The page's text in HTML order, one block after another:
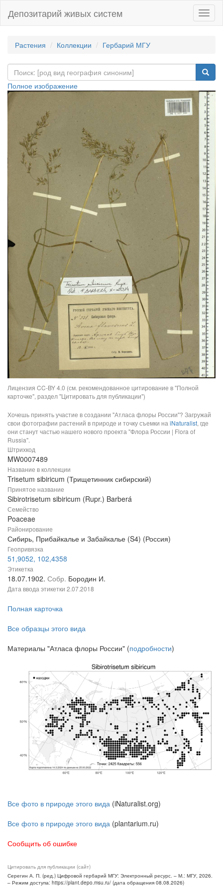
Депозитарий живых систем
Растения Коллекции Гербарий МГУ
Полное изображение
Лицензия CC-BY 4.0 (см. рекомендованное цитирование в "Полной
карточке", раздел "Цитировать для публикации")
Хочешь принять участие в создании "Атласа флоры России"? Загружай
свои фотографии растений в природе и точку съемки на iNaturalist, где
они станут частью нашего нового проекта "Флора России | Flora of
Russia".
Штрихкод
MW0007489
Название в коллекции
Trisetum sibiricum (Трищетинник сибирский)
Принятое название
Sibirotrisetum sibiricum (Rupr.) Barberá
Семейство
Poaceae
Районирование
Сибирь, Прибайкалье и Забайкалье (S4) (Россия)
Геопривязка
51,9052, 102,4358
Этикетка
18.07.1902. Собр. Бородин И.
Дата ввода этикетки 2.07.2018
Полная карточка
Все образцы этого вида
Материалы "Атласа флоры России" (подробности)
Все фото в природе этого вида (iNaturalist.org)
Все фото в природе этого вида (plantarium.ru)
Сообщить об ошибке
Цитировать для публикации (сайт)
Серегин А. П. (ред.) Цифровой гербарий МГУ: Электронный ресурс. – М.: МГУ, 2026.
– Режим доступа: https://plant.depo.msu.ru/ (дата обращения 08.08.2026)